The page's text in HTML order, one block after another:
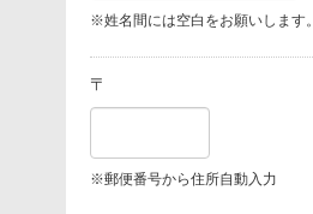
※姓名間には空白をお願いします。
〒
※郵便番号から住所自動入力